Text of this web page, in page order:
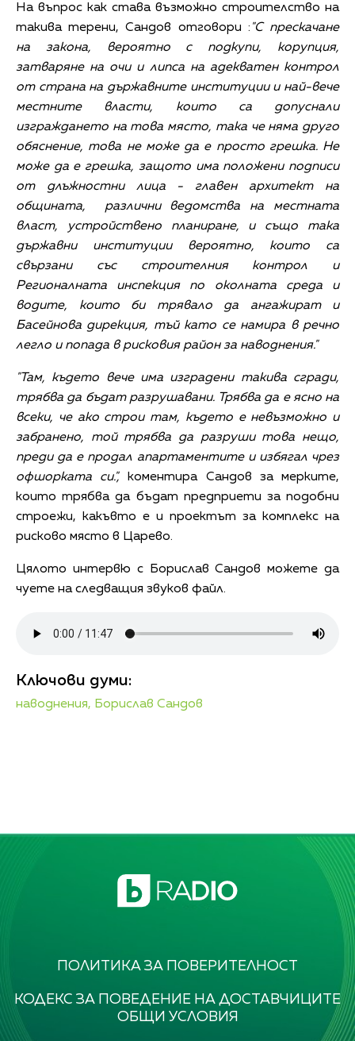
На въпрос как става възможно строителство на
такива терени, Сандов отговори : "С прескачане
на закона, вероятно с подкупи, корупция,
затваряне на очи и липса на адекватен контрол
от страна на държавните институции и най-вече
местните власти, които са допуснали
изграждането на това място, така че няма друго
обяснение, това не може да е просто грешка. Не
може да е грешка, защото има положени подписи
от длъжностни лица - главен архитект на
общината, различни ведомства на местната
власт, устройствено планиране, и също така
държавни институции вероятно, които са
свързани със строителния контрол и
Регионалната инспекция по околната среда и
водите, които би трявало да ангажират и
Басейнова дирекция, тъй като се намира в речно
легло и попада в рисковия район за наводнения."
"Там, където вече има изградени такива сгради,
трябва да бъдат разрушавани. Трябва да е ясно на
всеки, че ако строи там, където е невъзможно и
забранено, той трябва да разруши това нещо,
преди да е продал апартаментите и избягал чрез
офшорката си.", коментира Сандов за мерките,
които трябва да бъдат предприети за подобни
строежи, какъвто е и проектът за комплекс на
рисково място в Царево.
Цялото интервю с Борислав Сандов можете да
чуете на следващия звуков файл.
Ключови думи:
наводнения, Борислав Сандов
ПОЛИТИКА ЗА ПОВЕРИТЕЛНОСТ
КОДЕКС ЗА ПОВЕДЕНИЕ НА ДОСТАВЧИЦИТЕ
ОБЩИ УСЛОВИЯ